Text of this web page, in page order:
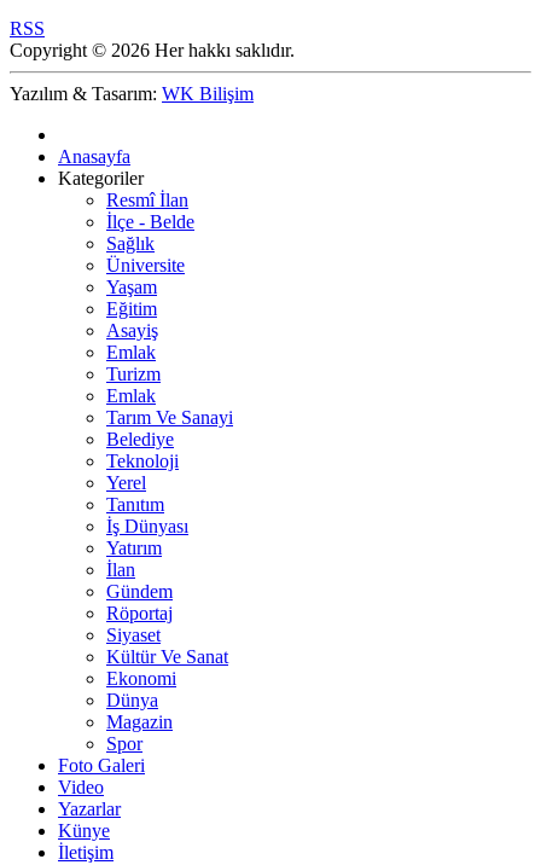
RSS
Copyright © 2026 Her hakkı saklıdır.
Yazılım & Tasarım: WK Bilişim
Anasayfa
Kategoriler
Resmî İlan
İlçe - Belde
Sağlık
Üniversite
Yaşam
Eğitim
Asayiş
Emlak
Turizm
Emlak
Tarım Ve Sanayi
Belediye
Teknoloji
Yerel
Tanıtım
İş Dünyası
Yatırım
İlan
Gündem
Röportaj
Siyaset
Kültür Ve Sanat
Ekonomi
Dünya
Magazin
Spor
Foto Galeri
Video
Yazarlar
Künye
İletişim